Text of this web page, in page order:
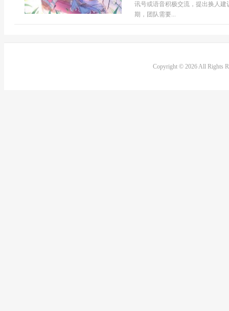
讯号或语音积极交流，提出换人建
期，团队需要...
Copyright © 2026 All Rights